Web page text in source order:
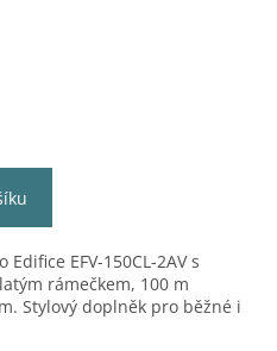
EFV-150CL-2AV s
rámečkem, 100 m
Stylový doplněk pro běžné i